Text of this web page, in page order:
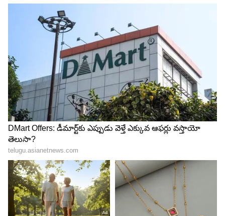
The Legend Movie Review
ప్యాషన్, సీరియస్ నెస్ లేని ఓ హీరో సినిమా చేస్తే ఎలా
ఉంటుందో చెప్పడానికి ది లెజెండ్ నిదర్శనం. తలా తోకా లేని
కథను నాలుగు ఫైట్స్, నాలుగు పాటలు, నాలుగు డైలాగ్స్,
కొన్ని కామెడీ సన్నివేశాలు అన్న కమర్షియల్ ఫార్మాట్ లో
తెరకెక్కించి వదిలారు. ఆత్మ లేని కథకు ఎన్ని హంగులు
దిద్దినా అవసరం. ది లెజెండ్ మూవీ కోసం నిర్మించిన భారీ
సెట్స్, రిచ్ లొకేషన్స్ ఖర్చును గుర్తు చేశాయే కానీ గొప్ప
అనుభూతుని పంచలేదు. పెట్టేవాడు ఉన్నాడు కాబట్టి ఖర్చు
పెడదాం అన్నట్లు సినిమా తీశారు.